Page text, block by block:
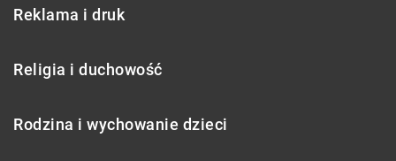
Reklama i druk
Religia i duchowość
Rodzina i wychowanie dzieci